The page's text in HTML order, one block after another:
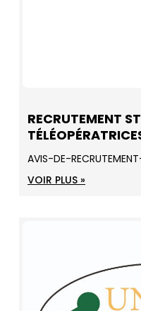
RECRUTEMENT
AVIS-DE-
VOIR PLUS »